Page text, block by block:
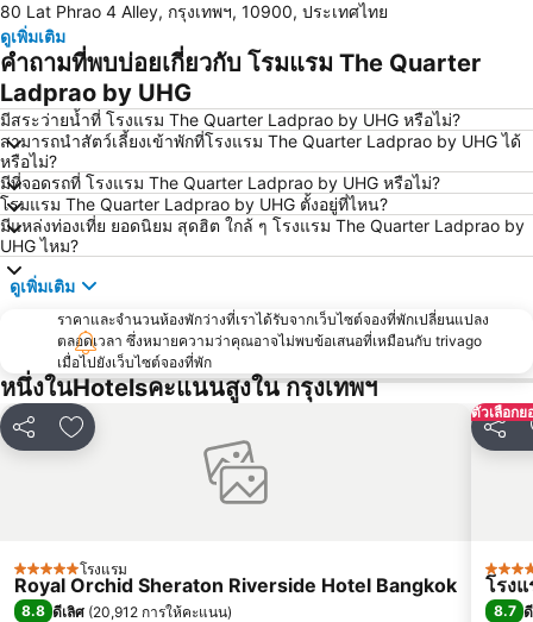
ล่องเรือแม่น้ำเจ้าพระยา และวัดอรุณ
สยามพารากอน
สยามสแควร์
มาบุญครอง
วัดอรุณ
สถานีรถไฟหัวลำโพง
บีทีเอส พร้อมพงษ์
บีทีเอส หมอชิต
บีทีเอส อารีย์
บีทีเอส พญาไท
เดอะมอลล์บางกะปิ
พระราชวังสวนดุสิต
ตลาดนัดสวนจตุจักร
Lumphini-Park
บีทีเอส ศาลาแดง
เทอร์มินอล 21
บีทีเอส อ่อนนุช
บีทีเอส ราชเทวี
บีทีเอส เพลินจิต
สนามหลวง
MRT พระราม 9
วัดพระแก้ว
บีทีเอส สะพานตากสิน
บีทีเอส อนุสาวรีย์ชัยสมรภูมิ
80 Lat Phrao 4 Alley, กรุงเทพฯ, 10900, ประเทศไทย
ดูเพิ่มเติม
คำถามที่พบบ่อยเกี่ยวกับ โรมแรม The Quarter
Ladprao by UHG
มีสระว่ายน้ำที่ โรงแรม The Quarter Ladprao by UHG หรือไม่?
สามารถนำสัตว์เลี้ยงเข้าพักที่โรงแรม The Quarter Ladprao by UHG ได้
หรือไม่?
มีที่จอดรถที่ โรงแรม The Quarter Ladprao by UHG หรือไม่?
โรมแรม The Quarter Ladprao by UHG ตั้งอยู่ที่ไหน?
มีแหล่งท่องเที่ย ยอดนิยม สุดฮิต ใกล้ ๆ โรงแรม The Quarter Ladprao by
UHG ไหม?
ดูเพิ่มเติม
ราคาและจำนวนห้องพักว่างที่เราได้รับจากเว็บไซต์จองที่พักเปลี่ยนแปลง
ตลอดเวลา ซึ่งหมายความว่าคุณอาจไม่พบข้อเสนอที่เหมือนกับ trivago
เมื่อไปยังเว็บไซต์จองที่พัก
หนึ่งในHotelsคะแนนสูงใน กรุงเทพฯ
แชร์ เพิ่มในรายการโปรด
5 ดาว โรงแรม
Royal Orchid Sheraton Riverside Hotel Bangkok
8.8 ดีเลิศ (20,912 การให้คะแนน)
ตัวเลือก
แชร์
5 ดาว
โรงแ
8.7